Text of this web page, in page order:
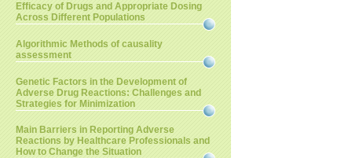
Efficacy of Drugs and Appropriate Dosing
Across Different Populations
Algorithmic Methods of causality
assessment
Genetic Factors in the Development of
Adverse Drug Reactions: Challenges and
Strategies for Minimization
Main Barriers in Reporting Adverse
Reactions by Healthcare Professionals and
How to Change the Situation